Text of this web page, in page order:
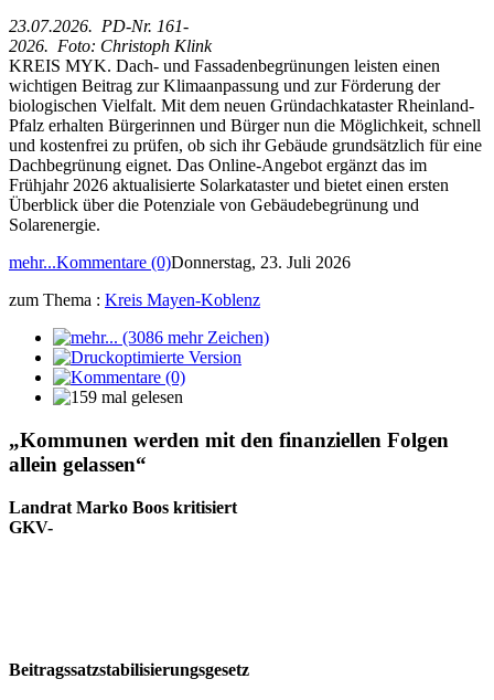
23.07.2026. PD-Nr. 161-
2026. Foto: Christoph Klink
KREIS MYK. Dach- und Fassadenbegrünungen leisten einen
wichtigen Beitrag zur Klimaanpassung und zur Förderung der
biologischen Vielfalt. Mit dem neuen Gründachkataster Rheinland-
Pfalz erhalten Bürgerinnen und Bürger nun die Möglichkeit, schnell
und kostenfrei zu prüfen, ob sich ihr Gebäude grundsätzlich für eine
Dachbegrünung eignet. Das Online-Angebot ergänzt das im
Frühjahr 2026 aktualisierte Solarkataster und bietet einen ersten
Überblick über die Potenziale von Gebäudebegrünung und
Solarenergie.
mehr...Kommentare (0)Donnerstag, 23. Juli 2026
zum Thema : Kreis Mayen-Koblenz
„Kommunen werden mit den finanziellen Folgen
allein gelassen“
Landrat Marko Boos kritisiert
GKV-
Beitragssatzstabilisierungsgesetz